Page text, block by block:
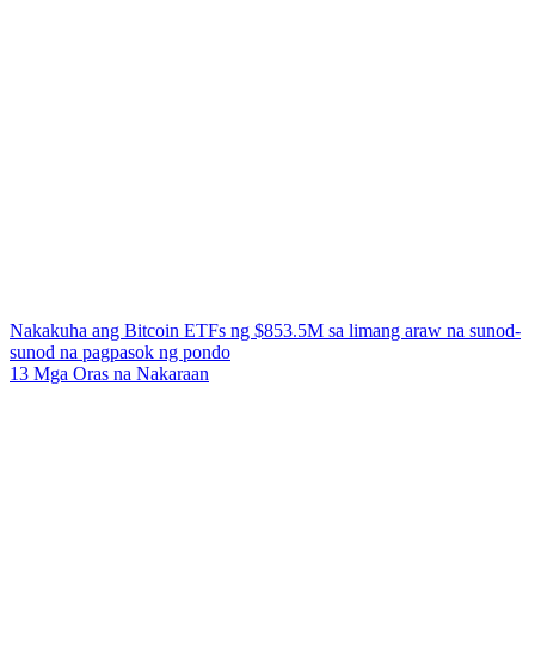
Nakakuha ang Bitcoin ETFs ng $853.5M sa limang araw na sunod-
sunod na pagpasok ng pondo
13 Mga Oras na Nakaraan